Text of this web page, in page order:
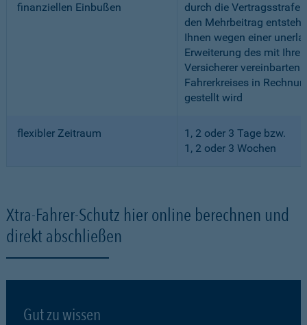
finanziellen Einbußen
durch die Vertragsstrafe
den Mehrbeitrag
Ihnen wegen einer
Erweiterung des mit
Versicherer vereinbarten
Fahrerkreises in
gestellt wird
flexibler Zeitraum
1, 2 oder 3 Tage bzw.
1, 2 oder 3 Wochen
Xtra-Fahrer-Schutz hier online berechnen und
direkt abschließen
Gut zu wissen